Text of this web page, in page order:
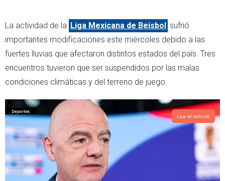
t
t
r
t
s
a
p
p
La actividad de la Liga Mexicana de Beisbol
sufrió
importantes modificaciones este miércoles debido a las
fuertes lluvias que afectaron distintos estados del país. Tres
encuentros tuvieron que ser suspendidos por las malas
condiciones climáticas y del terreno de juego.
Lea el artículo